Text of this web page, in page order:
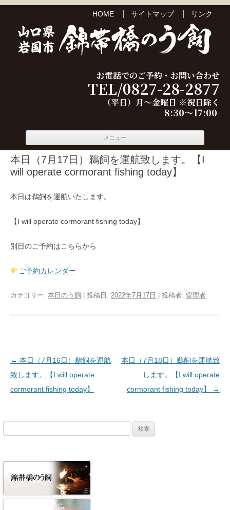
HOME サイトマップ リンク
お電話でのご予約・お問い合わせ
TEL/0827-28-2877
（平日）月～金曜日 ※祝日除く
8:30～17:00
メニュー
本日（7月17日）鵜飼を運航致します。【I
will operate cormorant fishing today】
本日は鵜飼を運航いたします。
【I will operate cormorant fishing today】
別日のご予約はこちらから
ご予約カレンダー
カテゴリー: 本日のう飼 | 投稿日: 2022年7月17日 投稿者: 管理者
投稿ナビゲーション
← 本日（7月16日）鵜飼を運航
致します。【I will operate
cormorant fishing today】
本日（7月18日）鵜飼を運航致
します。【I will operate
cormorant fishing today】
→